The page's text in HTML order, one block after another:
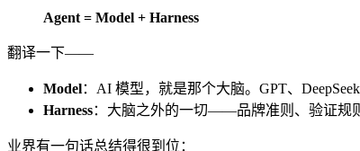
Agent = Model + Harness
翻译一下——
Model：AI 模型，就是那个大脑。GPT、
Harness：大脑之外的一切——品牌准则、验证规
业界有一句话总结得很到位：